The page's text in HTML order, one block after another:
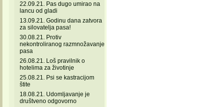
22.09.21. Pas dugo umirao na
lancu od gladi
13.09.21. Godinu dana zatvora
za silovatelja pasa!
30.08.21. Protiv
nekontroliranog razmnožavanje
pasa
26.08.21. Loš pravilnik o
hotelima za životinje
25.08.21. Psi se kastracijom
štite
18.08.21. Udomljavanje je
društveno odgovorno